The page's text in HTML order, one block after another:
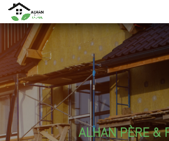
ALHAN PÈRE &